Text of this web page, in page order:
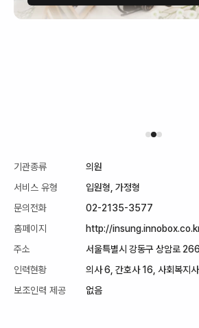
기관종류
의원
서비스 유형
입원형, 가정형
문의전화
02-2135-3577
홈페이지
http://
주소
서울특별시 강동구 상암로
인력현황
의사 6, 간호사 16, 사회복지
보조인력 제공
없음